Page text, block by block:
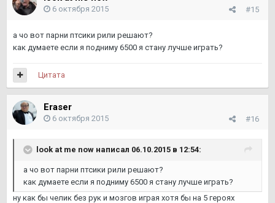
#15
6 октября 2015
а чо вот парни птсики рили решают?
как думаете если я подниму 6500 я стану лучше играть?
Цитата
Eraser
#16
6 октября 2015
look at me now написал 06.10.2015 в 12:54:
а чо вот парни птсики рили решают?
как думаете если я подниму 6500 я стану лучше играть?
ну как бы челик без рук и мозгов играя хотя бы на 5 героях